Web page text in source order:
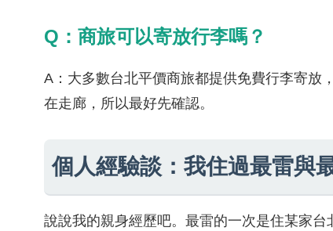
Q：商旅可以寄放行李嗎？
A：大多數台北平價商旅都提供免費行李寄放
在走廊，所以最好先確認。
個人經驗談：我住過最雷與
說說我的親身經歷吧。最雷的一次是住某家